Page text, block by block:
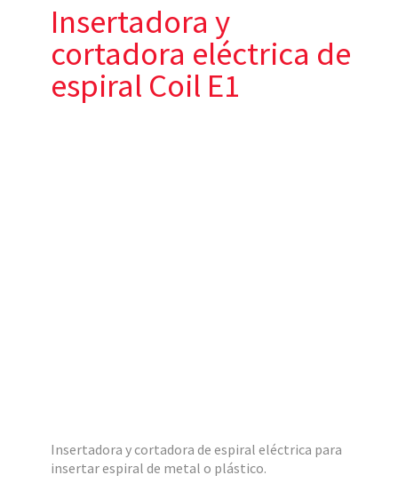
Insertadora y
cortadora eléctrica de
espiral Coil E1
Insertadora y cortadora de espiral eléctrica para
insertar espiral de metal o plástico.